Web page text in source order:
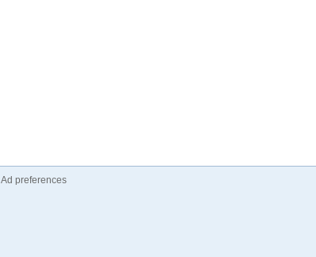
Ad preferences